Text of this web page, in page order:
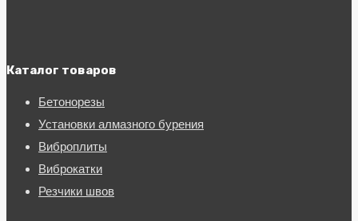
Каталог товаров
Бетонорезы
Установки алмазного бурения
Виброплиты
Виброкатки
Резчики швов